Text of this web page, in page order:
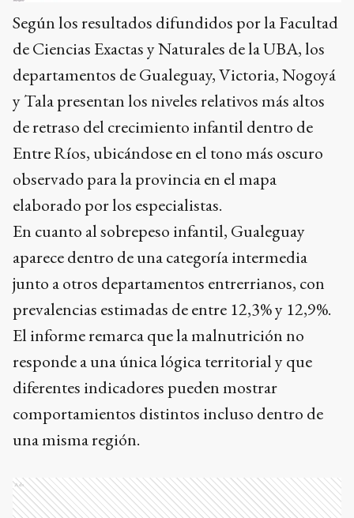
Según los resultados difundidos por la Facultad
de Ciencias Exactas y Naturales de la UBA, los
departamentos de Gualeguay, Victoria, Nogoyá
y Tala presentan los niveles relativos más altos
de retraso del crecimiento infantil dentro de
Entre Ríos, ubicándose en el tono más oscuro
observado para la provincia en el mapa
elaborado por los especialistas.
En cuanto al sobrepeso infantil, Gualeguay
aparece dentro de una categoría intermedia
junto a otros departamentos entrerrianos, con
prevalencias estimadas de entre 12,3% y 12,9%.
El informe remarca que la malnutrición no
responde a una única lógica territorial y que
diferentes indicadores pueden mostrar
comportamientos distintos incluso dentro de
una misma región.
Ads